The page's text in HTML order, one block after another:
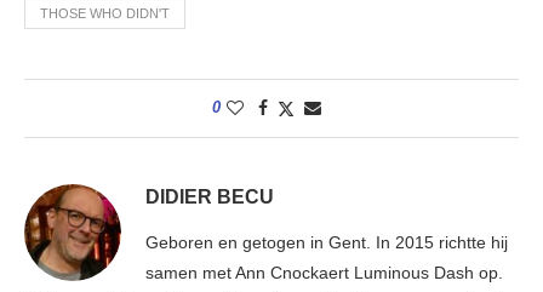
THOSE WHO DIDN'T
0
DIDIER BECU
Geboren en getogen in Gent. In 2015 richtte hij
samen met Ann Cnockaert Luminous Dash op.